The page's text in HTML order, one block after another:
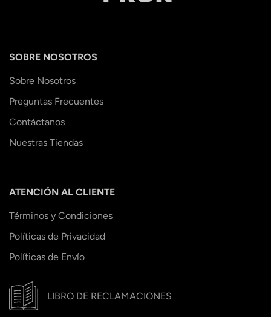
SOBRE NOSOTROS
Sobre Nosotros
Preguntas Frecuentes
Contáctanos
Nuestras Tiendas
ATENCIÓN AL CLIENTE
Términos y Condiciones
Políticas de Privacidad
Políticas de Envío
LIBRO DE RECLAMACIONES